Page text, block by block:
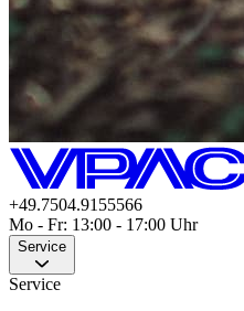
+49.7504.9155566
Mo - Fr: 13:00 - 17:00 Uhr
Service
Service